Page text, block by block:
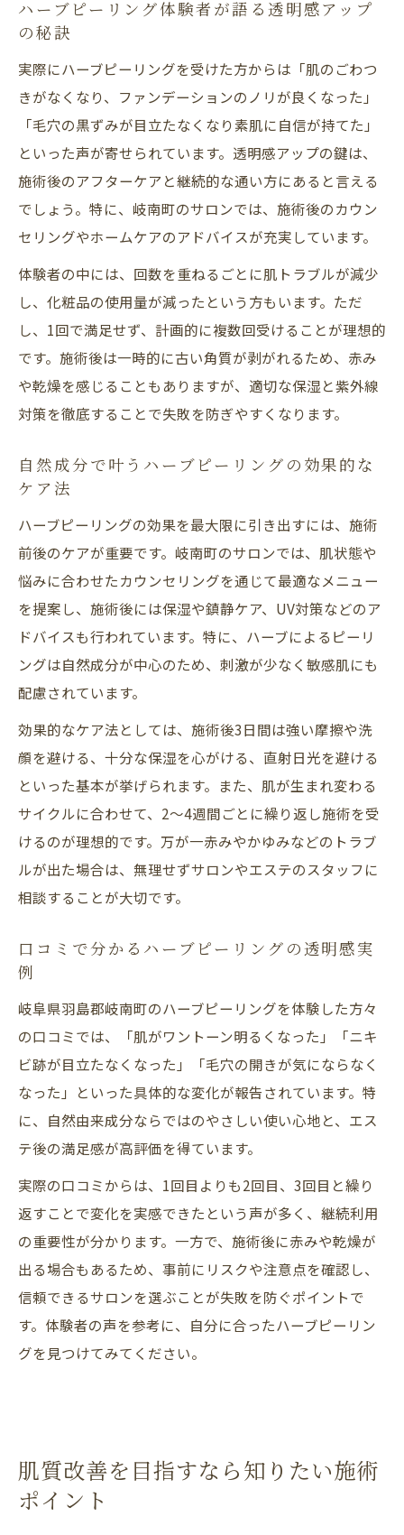
ハーブピーリング体験者が語る透明感アップ
の秘訣
実際にハーブピーリングを受けた方からは「肌のごわつ
きがなくなり、ファンデーションのノリが良くなった」
「毛穴の黒ずみが目立たなくなり素肌に自信が持てた」
といった声が寄せられています。透明感アップの鍵は、
施術後のアフターケアと継続的な通い方にあると言える
でしょう。特に、岐南町のサロンでは、施術後のカウン
セリングやホームケアのアドバイスが充実しています。
体験者の中には、回数を重ねるごとに肌トラブルが減少
し、化粧品の使用量が減ったという方もいます。ただ
し、1回で満足せず、計画的に複数回受けることが理想的
です。施術後は一時的に古い角質が剥がれるため、赤み
や乾燥を感じることもありますが、適切な保湿と紫外線
対策を徹底することで失敗を防ぎやすくなります。
自然成分で叶うハーブピーリングの効果的な
ケア法
ハーブピーリングの効果を最大限に引き出すには、施術
前後のケアが重要です。岐南町のサロンでは、肌状態や
悩みに合わせたカウンセリングを通じて最適なメニュー
を提案し、施術後には保湿や鎮静ケア、UV対策などのア
ドバイスも行われています。特に、ハーブによるピーリ
ングは自然成分が中心のため、刺激が少なく敏感肌にも
配慮されています。
効果的なケア法としては、施術後3日間は強い摩擦や洗
顔を避ける、十分な保湿を心がける、直射日光を避ける
といった基本が挙げられます。また、肌が生まれ変わる
サイクルに合わせて、2〜4週間ごとに繰り返し施術を受
けるのが理想的です。万が一赤みやかゆみなどのトラブ
ルが出た場合は、無理せずサロンやエステのスタッフに
相談することが大切です。
口コミで分かるハーブピーリングの透明感実
例
岐阜県羽島郡岐南町のハーブピーリングを体験した方々
の口コミでは、「肌がワントーン明るくなった」「ニキ
ビ跡が目立たなくなった」「毛穴の開きが気にならなく
なった」といった具体的な変化が報告されています。特
に、自然由来成分ならではのやさしい使い心地と、エス
テ後の満足感が高評価を得ています。
実際の口コミからは、1回目よりも2回目、3回目と繰り
返すことで変化を実感できたという声が多く、継続利用
の重要性が分かります。一方で、施術後に赤みや乾燥が
出る場合もあるため、事前にリスクや注意点を確認し、
信頼できるサロンを選ぶことが失敗を防ぐポイントで
す。体験者の声を参考に、自分に合ったハーブピーリン
グを見つけてみてください。
肌質改善を目指すなら知りたい施術
ポイント